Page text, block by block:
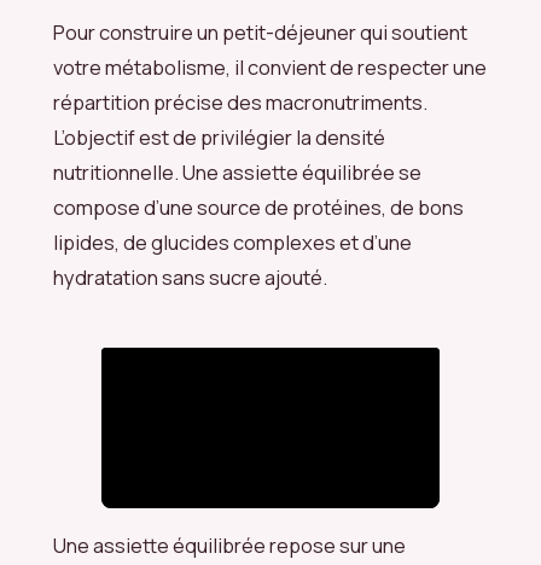
Pour construire un petit-déjeuner qui soutient
votre métabolisme, il convient de respecter une
répartition précise des macronutriments.
L’objectif est de privilégier la densité
nutritionnelle. Une assiette équilibrée se
compose d’une source de protéines, de bons
lipides, de glucides complexes et d’une
hydratation sans sucre ajouté.
Une assiette équilibrée repose sur une